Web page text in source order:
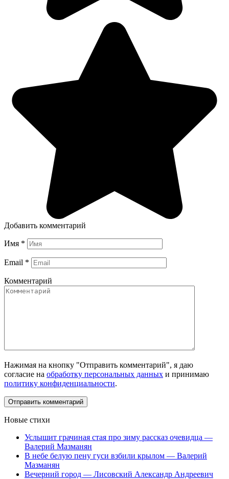
Добавить комментарий
Имя *
Email *
Комментарий
Нажимая на кнопку "Отправить комментарий", я даю
согласие на обработку персональных данных и принимаю
политику конфиденциальности.
Новые стихи
Услышит грачиная стая про зиму рассказ очевидца —
Валерий Мазманян
В небе белую пену гуси взбили крылом — Валерий
Мазманян
Вечерний город — Лисовский Александр Андреевич